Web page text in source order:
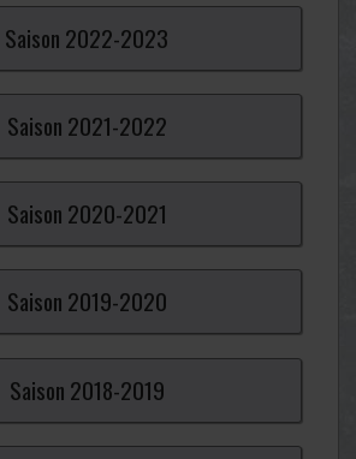
Saison 2022-2023
Saison 2021-2022
Saison 2020-2021
Saison 2019-2020
Saison 2018-2019